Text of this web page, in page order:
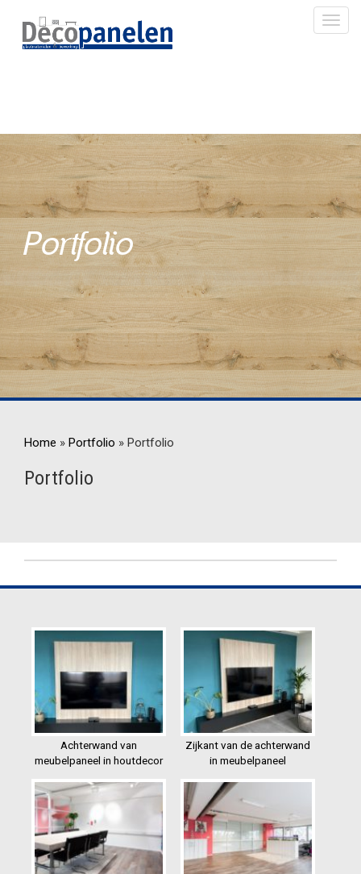
Portfolio
Home » Portfolio » Portfolio
Portfolio
Achterwand van
meubelpaneel in houtdecor
Zijkant van de achterwand
in meubelpaneel